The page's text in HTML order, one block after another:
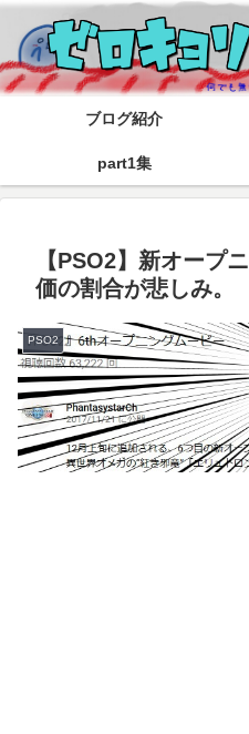
ブログ紹介
part1集
【PSO2】新オープ
価の割合が悲しみ。
PSO2